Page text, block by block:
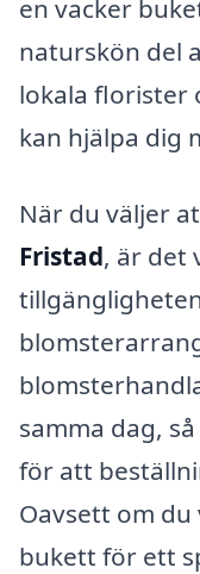
en vacker
naturskön del
lokala florister
kan hjälpa dig
När du väljer
Fristad, är det
samma dag,
för att
Oavsett om
bukett för ett